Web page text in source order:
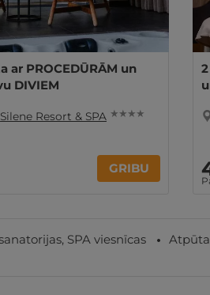
ar PROCEDŪRĀM un
DIVIEM
Silene Resort & SPA ★ ★ ★ ★
GRIBU
SPA viesnīcas